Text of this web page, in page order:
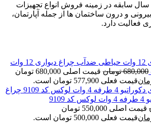
تات نور با بیش از 10 سال سابقه در زمینه فروش انواع تجهیزات
و درون ساختمان ها از جمله آپارتمان،
فعالیت دارد.
چراغ دیواری 12 وات
680,000 تومان
قیمت اصلی 680,000 تومان
قیمت فعلی 577,900 تومان است.
چراغ
قیمت اصلی 550,000 تومان
قیمت فعلی 500,000 تومان است.